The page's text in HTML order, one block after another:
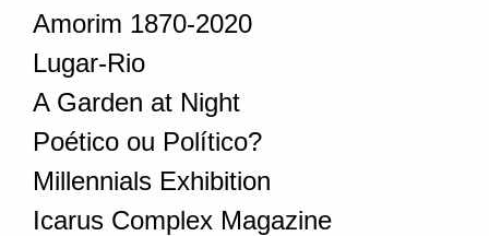
Amorim 1870-2020
Lugar-Rio
A Garden at Night
Poético ou Político?
Millennials Exhibition
Icarus Complex Magazine